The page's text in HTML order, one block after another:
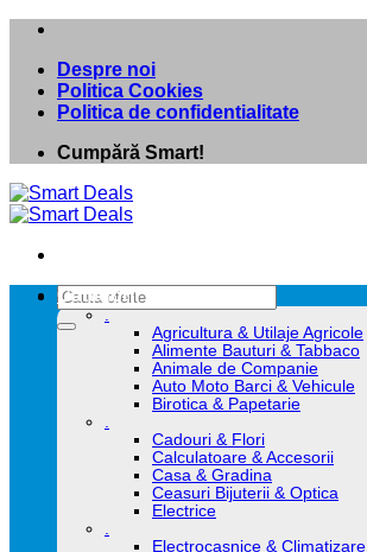
Skip
contentDespre noi
Politica Cookies
Politica de confidentialitate
Cumpără Smart!
Caută
după:
Categorii
.
Agricultura & Utilaje Agricole
Alimente Bauturi & Tabbaco
Animale de Companie
Auto Moto Barci & Vehicule
Birotica & Papetarie
.
Cadouri & Flori
Calculatoare & Accesorii
Casa & Gradina
Ceasuri Bijuterii & Optica
Electrice
.
Electrocasnice & Climatizare